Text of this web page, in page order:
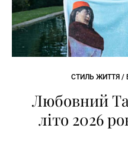
СТИЛЬ ЖИТТЯ /
Любовний
літо 2026